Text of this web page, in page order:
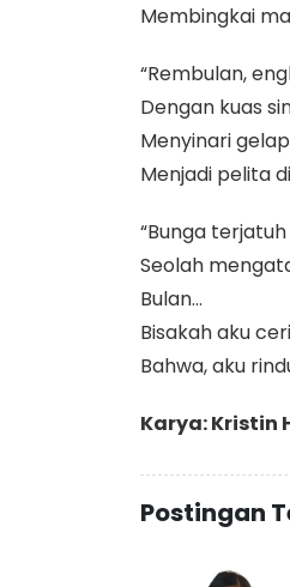
Membingkai
“Rembulan,
Dengan kuas
Menyinari
Menjadi pelita
“Bunga
Seolah
Bulan…
Bisakah aku
Bahwa, aku
Karya: Kristin
Postingan